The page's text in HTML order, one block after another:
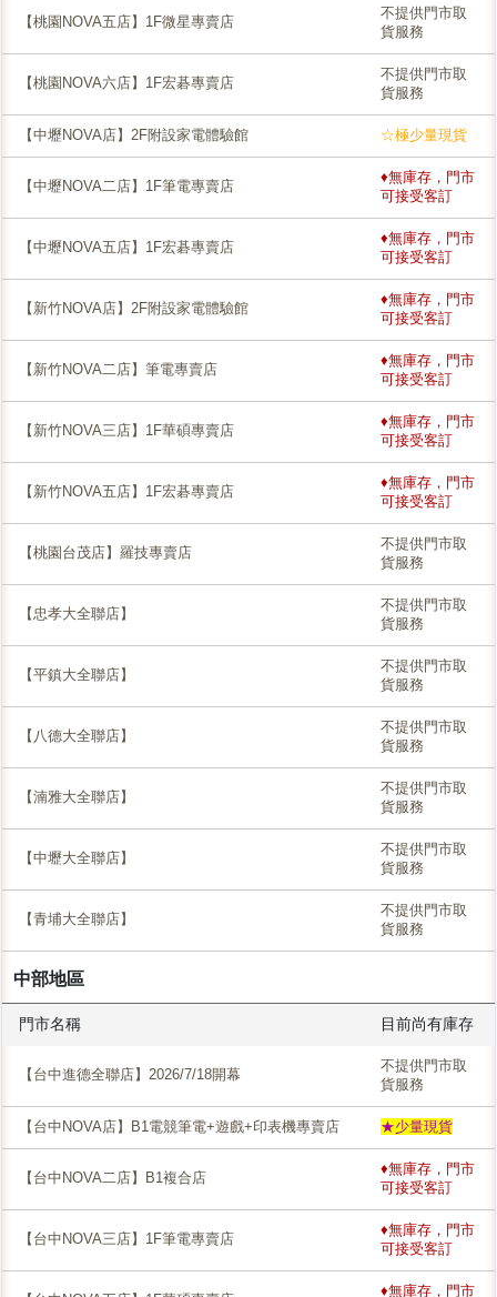
【桃園NOVA五店】1F微星專賣店
不提供門市取
貨服務
【桃園NOVA六店】1F宏碁專賣店
不提供門市取
貨服務
【中壢NOVA店】2F附設家電體驗館 ☆極少量現貨
【中壢NOVA二店】1F筆電專賣店
♦無庫存，門市
可接受客訂
【中壢NOVA五店】1F宏碁專賣店
♦無庫存，門市
可接受客訂
【新竹NOVA店】2F附設家電體驗館
♦無庫存，門市
可接受客訂
【新竹NOVA二店】筆電專賣店
♦無庫存，門市
可接受客訂
【新竹NOVA三店】1F華碩專賣店
♦無庫存，門市
可接受客訂
【新竹NOVA五店】1F宏碁專賣店
♦無庫存，門市
可接受客訂
【桃園台茂店】羅技專賣店
不提供門市取
貨服務
【忠孝大全聯店】
不提供門市取
貨服務
【平鎮大全聯店】
不提供門市取
貨服務
【八德大全聯店】
不提供門市取
貨服務
【湳雅大全聯店】
不提供門市取
貨服務
【中壢大全聯店】
不提供門市取
貨服務
【青埔大全聯店】
不提供門市取
貨服務
中部地區
門市名稱 目前尚有庫存
【台中進德全聯店】2026/7/18開幕
不提供門市取
貨服務
【台中NOVA店】B1電競筆電+遊戲+印表機專賣店 ★少量現貨
【台中NOVA二店】B1複合店
♦無庫存，門市
可接受客訂
【台中NOVA三店】1F筆電專賣店
♦無庫存，門市
可接受客訂
♦無庫存，門市